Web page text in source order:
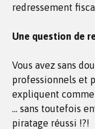
redressement
Une question de
Vous avez sans
professionnels et
expliquent
… sans toutefois
piratage réussi !?!